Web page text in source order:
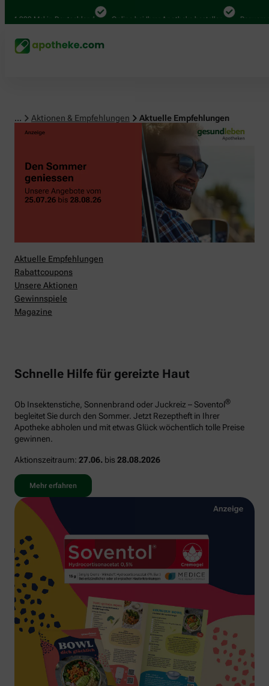
Mal in Deutschland Online bei Ihrer Apotheke bestellen Bequem
... Aktionen & Empfehlungen Aktuelle Empfehlungen
Aktuelle Empfehlungen
Rabattcoupons
Unsere Aktionen
Gewinnspiele
Magazine
Schnelle Hilfe für gereizte Haut
Ob Insektenstiche, Sonnenbrand oder Juckreiz – Soventol®
begleitet Sie durch den Sommer. Jetzt Rezeptheft in Ihrer
Apotheke abholen und mit etwas Glück wöchentlich tolle Preise
gewinnen.
Aktionszeitraum: 27.06. bis 28.08.2026
Mehr erfahren